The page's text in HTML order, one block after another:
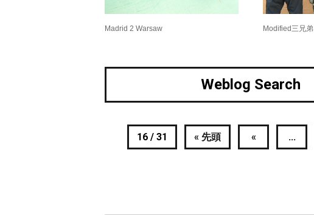
Madrid 2 Warsaw Modified三兄弟
Weblog Search
16 / 31 « 先頭 « ...